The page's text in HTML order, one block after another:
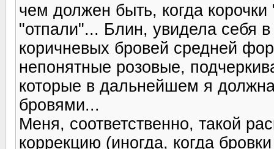
чем должен быть, когда
"отпали"... Блин, увидела себя
коричневых бровей средней
непонятные розовые,
которые в дальнейшем я
бровями...
Меня, соответственно, такой
коррекцию (иногда, когда